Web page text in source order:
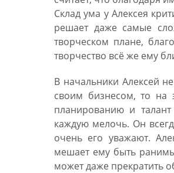
Склад ума у Алексея
решает даже самые
творческом плане,
творчество всё же ему
В начальники Алексей
своим бизнесом, то на
планированию и
каждую мелочь. Он
очень его уважают.
мешает ему быть
может даже прекратить